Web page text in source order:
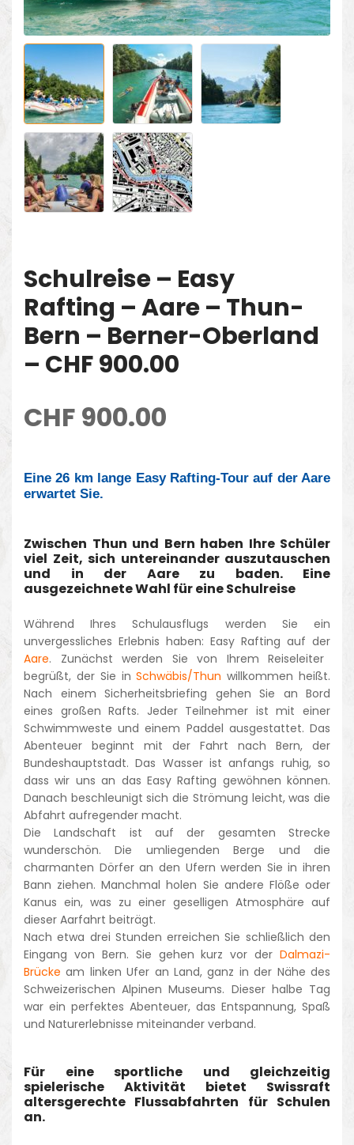
Schulreise – Easy
Rafting – Aare – Thun-
Bern – Berner-Oberland
– CHF 900.00
CHF 900.00
Eine 26 km lange Easy Rafting-Tour auf der Aare
erwartet Sie.
Zwischen Thun und Bern haben Ihre Schüler
viel Zeit, sich untereinander auszutauschen
und in der Aare zu baden. Eine
ausgezeichnete Wahl für eine Schulreise
Während Ihres Schulausflugs werden Sie ein
unvergessliches Erlebnis haben: Easy Rafting auf der
Aare. Zunächst werden Sie von Ihrem Reiseleiter
begrüßt, der Sie inSchwäbis/Thun willkommen heißt.
Nach einem Sicherheitsbriefing gehen Sie an Bord
eines großen Rafts. Jeder Teilnehmer ist mit einer
Schwimmweste und einem Paddel ausgestattet. Das
Abenteuer beginnt mit der Fahrt nach Bern, der
Bundeshauptstadt. Das Wasser ist anfangs ruhig, so
dass wir uns an das Easy Rafting gewöhnen können.
Danach beschleunigt sich die Strömung leicht, was die
Abfahrt aufregender macht.
Die Landschaft ist auf der gesamten Strecke
wunderschön. Die umliegenden Berge und die
charmanten Dörfer an den Ufern werden Sie in ihren
Bann ziehen. Manchmal holen Sie andere Flöße oder
Kanus ein, was zu einer geselligen Atmosphäre auf
dieser Aarfahrt beiträgt.
Nach etwa drei Stunden erreichen Sie schließlich den
Eingang von Bern. Sie gehen kurz vor der Dalmazi-
Brücke am linken Ufer an Land, ganz in der Nähe des
Schweizerischen Alpinen Museums. Dieser halbe Tag
war ein perfektes Abenteuer, das Entspannung, Spaß
und Naturerlebnisse miteinander verband.
Für eine sportliche und gleichzeitig
spielerische Aktivität bietet Swissraft
altersgerechte Flussabfahrten für Schulen
an.